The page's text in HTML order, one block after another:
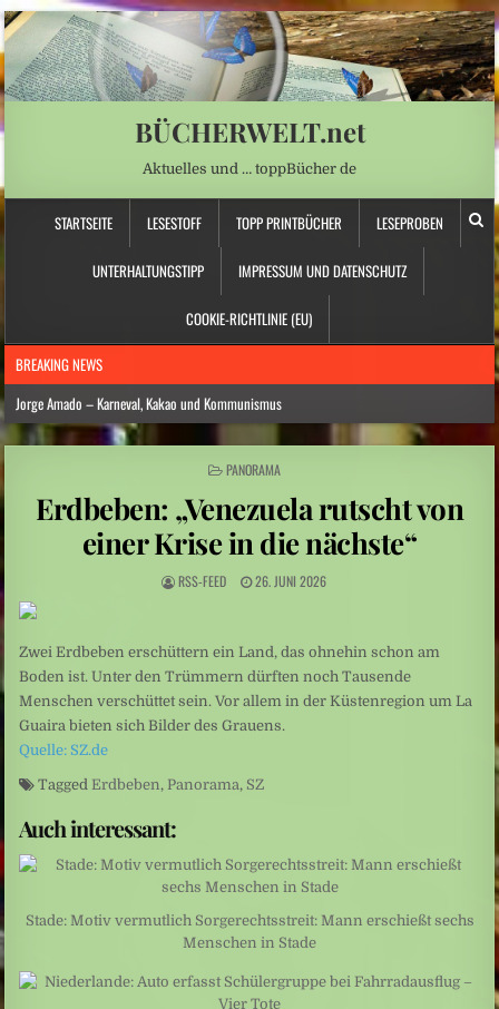
BÜCHERWELT.net
Aktuelles und … toppBücher de
STARTSEITE LESESTOFF TOPP PRINTBÜCHER LESEPROBEN
UNTERHALTUNGSTIPP IMPRESSUM UND DATENSCHUTZ
COOKIE-RICHTLINIE (EU)
BREAKING NEWS
Jorge Amado – Karneval, Kakao und Kommunismus
Anna Schapiro: „Fühlen Sie sich wie zu Hause …“ – Jüdische Spurensuche
Daniela Dröscher – Geldmangel, Gedichte und Freundschaft
Sarah Diehl: „Ins tiefe Blau“ – Unter Wasser beginnt eine andere Welt
Mittelamerika: Vulkanausbruch in Guatemala
POSTED
PANORAMA
Erdbeben: „Venezuela rutscht von
einer Krise in die nächste“
RSS-FEED 26. JUNI 2026
Zwei Erdbeben erschüttern ein Land, das ohnehin schon am
Boden ist. Unter den Trümmern dürften noch Tausende
Menschen verschüttet sein. Vor allem in der Küstenregion um La
Guaira bieten sich Bilder des Grauens.
Quelle: SZ.de
Tagged Erdbeben, Panorama, SZ
Auch interessant:
Stade: Motiv vermutlich Sorgerechtsstreit: Mann erschießt sechs
Menschen in Stade